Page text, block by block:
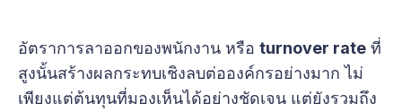
อัตราการลาออกของพนักงาน หรือ turnover rate ที่
สูงนั้นสร้างผลกระทบเชิงลบต่อองค์กรอย่างมาก ไม่
เพียงแต่ต้นทุนที่มองเห็นได้อย่างชัดเจน แต่ยังรวมถึง